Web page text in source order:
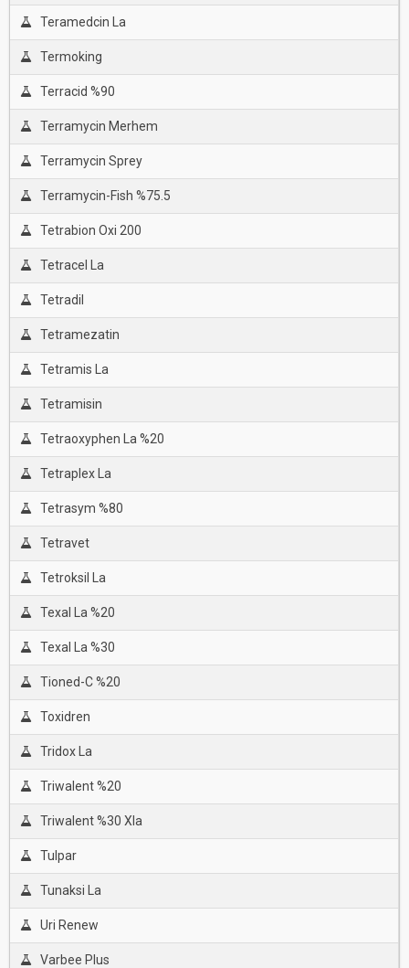
Teramedcin La
Termoking
Terracid %90
Terramycin Merhem
Terramycin Sprey
Terramycin-Fish %75.5
Tetrabion Oxi 200
Tetracel La
Tetradil
Tetramezatin
Tetramis La
Tetramisin
Tetraoxyphen La %20
Tetraplex La
Tetrasym %80
Tetravet
Tetroksil La
Texal La %20
Texal La %30
Tioned-C %20
Toxidren
Tridox La
Triwalent %20
Triwalent %30 Xla
Tulpar
Tunaksi La
Uri Renew
Varbee Plus